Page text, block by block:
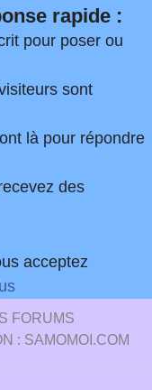
rapide :
pour poser ou
sont
là pour répondre
des
acceptez
FORUMS
: SAMOMOI.COM